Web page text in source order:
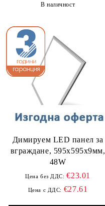
В наличност
Димируем LED панел за
вграждане, 595х595х9мм,
48W
Цена без ДДС: €23.01
Цена с ДДС: €27.61